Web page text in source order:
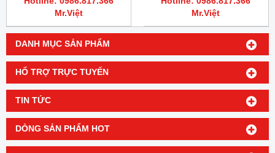
DANH MỤC SẢN PHẨM
HỔ TRỢ TRỰC TUYẾN
TIN TỨC
DÒNG SẢN PHẨM HOT
Mr.Việt
Mr.Việt